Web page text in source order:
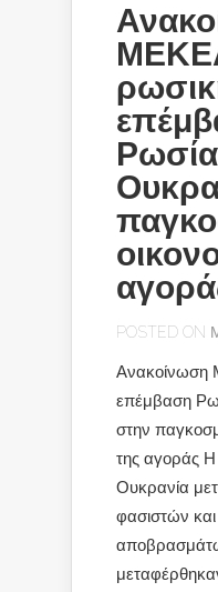
Ρωσία
POSTED ON
Ανακοίνωση
επέμβαση
στην
της αγοράς
Ουκρανία
φασιστών